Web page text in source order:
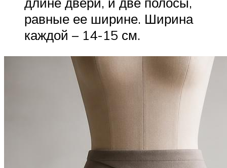
равные ее ширине. Ширина
каждой – 14-15 см.